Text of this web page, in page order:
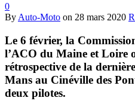
0
By Auto-Moto on 28 mars 2020
Le 6 février, la
l’ACO du Maine et Loire
rétrospective de la
Mans au Cinéville des
deux pilotes.